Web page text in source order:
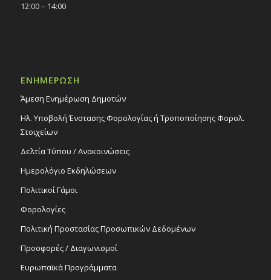
12:00 – 14:00
ΕΝΗΜΕΡΩΣΗ
Άμεση Ενημέρωση Δημοτών
Ηλ. Υποβολή Ένστασης Φορολογίας ή Τροποποίησης Φορολ.
Στοιχείων
Δελτία Τύπου / Ανακοινώσεις
Ημερολόγιο Εκδηλώσεων
Πολιτικοί Γάμοι
Φορολογίες
Πολιτική Προστασίας Προσωπικών Δεδομένων
Προσφορές / Διαγωνισμοί
Ευρωπαϊκά Προγράμματα